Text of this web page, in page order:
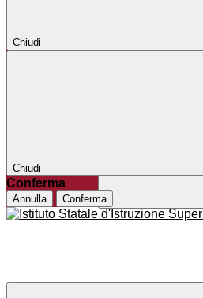
Chiudi
Chiudi
Conferma
Annulla Conferma